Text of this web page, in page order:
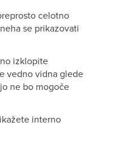
celotno
se prikazovati
izklopite
vedno vidna glede
ne bo mogoče
interno